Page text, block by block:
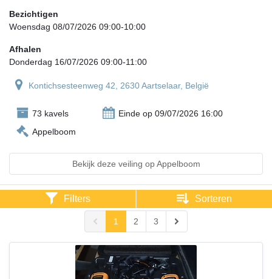
Bezichtigen
Woensdag 08/07/2026 09:00-10:00
Afhalen
Donderdag 16/07/2026 09:00-11:00
Kontichsesteenweg 42, 2630 Aartselaar, België
73 kavels
Einde op 09/07/2026 16:00
Appelboom
Bekijk deze veiling op Appelboom
Filters Sorteren
1 2 3